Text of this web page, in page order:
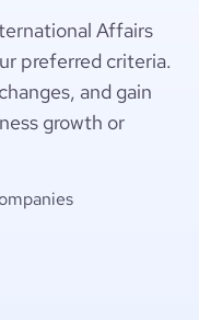
Affairs
preferred criteria.
and gain
growth or